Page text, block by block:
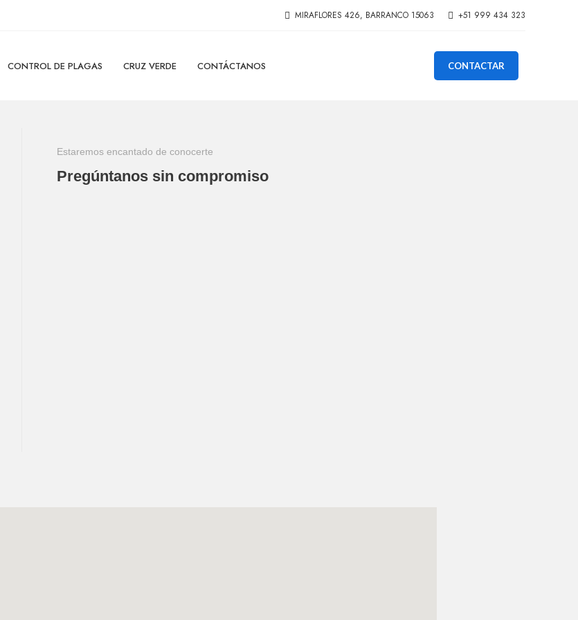
MIRAFLORES 426, BARRANCO 15063 +51 999 434 323
CONTROL DE PLAGAS CRUZ VERDE CONTÁCTANOS CONTACTAR
Estaremos encantado de conocerte
Pregúntanos sin compromiso